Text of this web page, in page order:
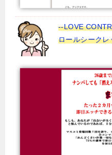
--LOVE
ロールシークレ